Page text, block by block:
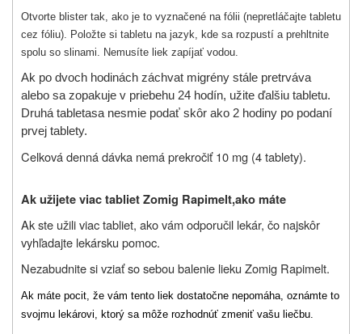
Otvorte blister tak, ako je to vyznačené na fólii (nepretláčajte tabletu
cez fóliu). Položte si tabletu na jazyk, kde sa rozpustí a prehltnite
spolu so slinami. Nemusíte liek zapíjať vodou.
Ak po dvoch hodinách záchvat migrény stále pretrváva
alebo sa zopakuje v priebehu 24 hodín, užite ďalšiu tabletu.
Druhá tabletasa nesmie podať skôr ako 2 hodiny po podaní
prvej tablety.
Celková denná dávka nemá prekročiť 10 mg (4 tablety).
Ak užijete viac tablietZomig Rapimelt,ako máte
Ak ste užili viac tabliet, ako vám odporučil lekár, čo najskôr
vyhľadajte lekársku pomoc.
Nezabudnite si vziať so sebou balenie lieku Zomig Rapimelt.
Ak máte pocit, že vám tento liek dostatočne nepomáha, oznámte to
svojmu lekárovi, ktorý sa môže rozhodnúť zmeniť vašu liečbu.